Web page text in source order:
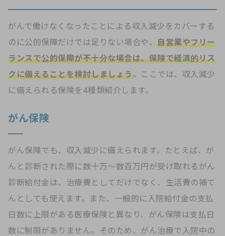
がんで働けなくなったことによる収入減少をカバーする
のに公的保障だけでは足りない場合や、 自営業やフリー
ランスで公的保障が不十分な場合は、保険で経済的リス
クに備えることを検討しましょう。ここでは、収入減少
に備えられる保険を4種類紹介します。
がん保険
がん保険でも、収入減少に備えられます。たとえば、が
んと診断された際に数十万〜数百万円が受け取れるがん
診断給付金は、治療費としてだけでなく、生活費の補て
んとしても使えます。また、一般的に入院給付金の支払
日数に上限がある医療保険と異なり、がん保険は支払日
数に制限がありません。そのため、がん治療で入院中の